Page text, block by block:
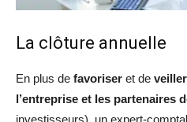
La clôture annuelle
En plus de favoriser et de
l’entreprise et les partenaires
investisseurs), un expert-